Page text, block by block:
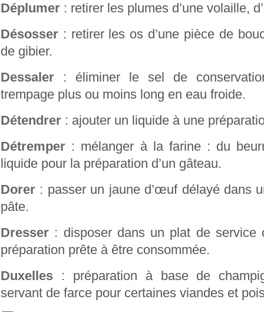
Déplumer : retirer les plumes d’une volaille,
Désosser : retirer les os d’une pièce de
de gibier.
Dessaler : éliminer le sel de
trempage plus ou moins long en eau froide.
Détendrer : ajouter un liquide à une
Détremper : mélanger à la farine : du
liquide pour la préparation d’un gâteau.
Dorer : passer un jaune d’œuf délayé dans
pâte.
Dresser : disposer dans un plat de service
préparation prête à être consommée.
Duxelles : préparation à base de
servant de farce pour certaines viandes et